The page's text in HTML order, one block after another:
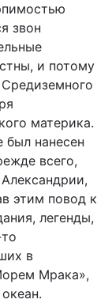
звон
и потому
материка.
был нанесен
всего,
этим повод к
легенды,
в
Мрака»,